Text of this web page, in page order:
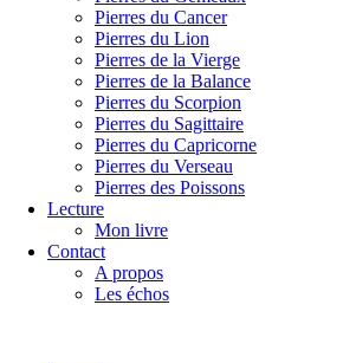
Pierres du Cancer
Pierres du Lion
Pierres de la Vierge
Pierres de la Balance
Pierres du Scorpion
Pierres du Sagittaire
Pierres du Capricorne
Pierres du Verseau
Pierres des Poissons
Lecture
Mon livre
Contact
A propos
Les échos